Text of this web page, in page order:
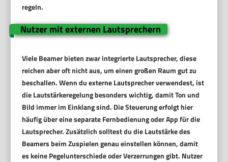
regeln.
Nutzer mit externen Lautsprechern
Viele Beamer bieten zwar integrierte Lautsprecher, diese
reichen aber oft nicht aus, um einen großen Raum gut zu
beschallen. Wenn du externe Lautsprecher verwendest, ist
die Lautstärkeregelung besonders wichtig, damit Ton und
Bild immer im Einklang sind. Die Steuerung erfolgt hier
häufig über eine separate Fernbedienung oder App für die
Lautsprecher. Zusätzlich solltest du die Lautstärke des
Beamers beim Zuspielen genau einstellen können, damit
es keine Pegelunterschiede oder Verzerrungen gibt. Nutzer